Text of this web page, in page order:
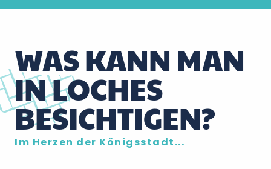
WAS KANN MAN
IN LOCHES
BESICHTIGEN?
Im Herzen der Königsstadt...